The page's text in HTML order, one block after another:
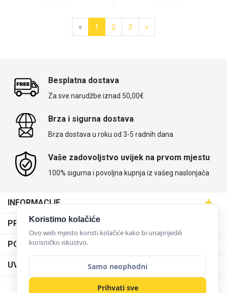
« 1 2 3 »
Besplatna dostava
Za sve narudžbe iznad 50,00€
Brza i sigurna dostava
Brza dostava u roku od 3-5 radnih dana
Vaše zadovoljstvo uvijek na prvom mjestu
100% sigurna i povoljna kupnja iz vašeg naslonjača
INFORMACIJE
Maskice.hr - Web trgovina
SVIJET MASKICA d.o.o.
Aleja javora 13, 10000 Zagreb
095 5555 345
prodaja@maskice.hr
PRODAJNA MJESTA
Poslovnica Trešnjevka
Poslovnica Dubrava
PODRŠKA
Dostava
O nama
UVJETI KORIŠTENJA
Klub vjernosti
Koristimo kolačiće
Ovo web mjesto koristi kolačiće kako bi unaprijedili
korisničko iskustvo.
Samo neophodni
Prihvati sve